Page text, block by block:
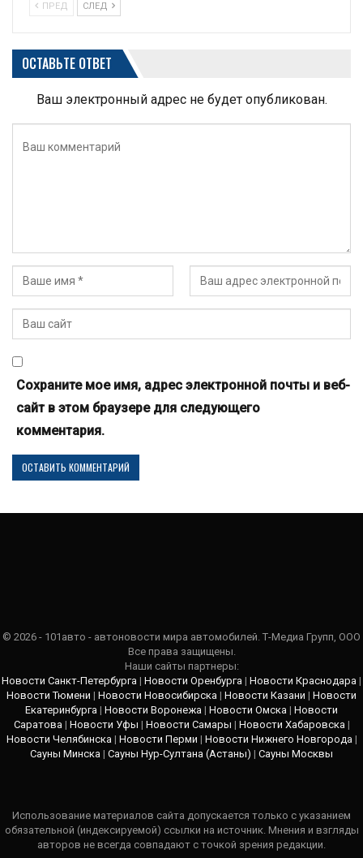
ПРЕД СЛЕД
ОСТАВЬТЕ ОТВЕТ
Ваш электронный адрес не будет опубликован.
Сохраните мое имя, адрес электронной почты и веб-
сайт в этом браузере для следующего
комментария.
© 2026 - 101авто - автоновости мира автомобилей. Т-Медиа Групп, ООО
Все права защищены.
Наши сайты партнеры:
Новости Санкт-Петербурга | Новости Оренбурга | Новости Краснодара |
Новости Тюмени | Новости Новосибирска | Новости Казани | Новости
Екатеринбурга | Новости Воронежа | Новости Омска | Новости
Саратова| Новости Уфы | Новости Самары | Новости Хабаровска|
Новости Челябинска| Новости Перми | Новости Нижнего Новгорода|
Сауны Минска | Сауны Нур-Султана (Астаны) | Сауны Москвы
Использование материалов сайта допускается только с указанием
обязательной (индексируемой) ссылки на источник. Мнения и взгляды
авторов не всегда совпадают с точкой зрения редакции.